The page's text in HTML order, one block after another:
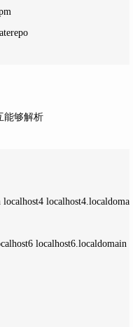
能够解析
localhost4 localhost4.localdoma
localhost6.localdomain